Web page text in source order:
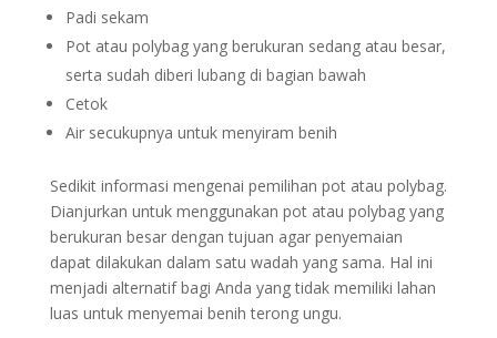
Padi sekam
Pot atau polybag yang berukuran sedang atau besar,
serta sudah diberi lubang di bagian bawah
Cetok
Air secukupnya untuk menyiram benih
Sedikit informasi mengenai pemilihan pot atau polybag.
Dianjurkan untuk menggunakan pot atau polybag yang
berukuran besar dengan tujuan agar penyemaian
dapat dilakukan dalam satu wadah yang sama. Hal ini
menjadi alternatif bagi Anda yang tidak memiliki lahan
luas untuk menyemai benih terong ungu.